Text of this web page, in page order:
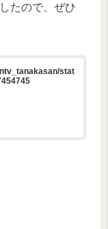
たので、ぜひ
stat